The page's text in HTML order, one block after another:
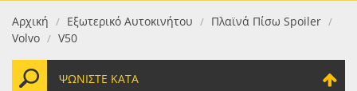
Αρχική / Εξωτερικό Αυτοκινήτου / Πλαϊνά Πίσω Spoiler /
Volvo / V50
ΨΩΝΊΣΤΕ ΚΑΤΆ